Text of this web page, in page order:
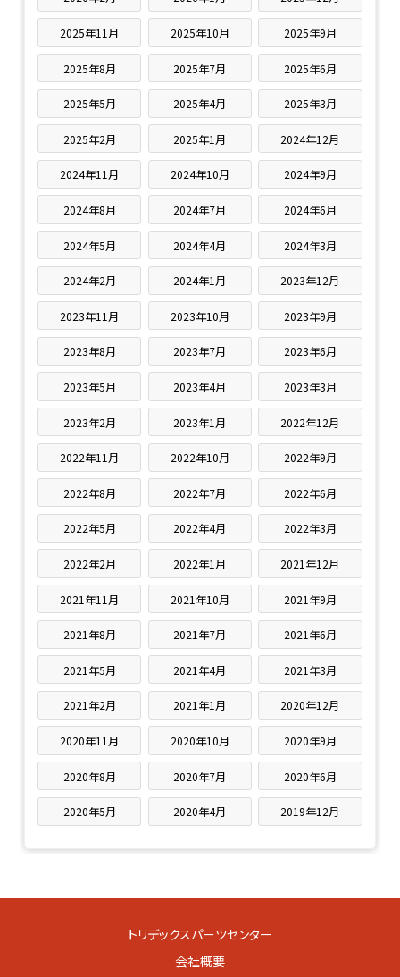
2025年11月 2025年10月 2025年9月
2025年8月 2025年7月 2025年6月
2025年5月 2025年4月 2025年3月
2025年2月 2025年1月 2024年12月
2024年11月 2024年10月 2024年9月
2024年8月 2024年7月 2024年6月
2024年5月 2024年4月 2024年3月
2024年2月 2024年1月 2023年12月
2023年11月 2023年10月 2023年9月
2023年8月 2023年7月 2023年6月
2023年5月 2023年4月 2023年3月
2023年2月 2023年1月 2022年12月
2022年11月 2022年10月 2022年9月
2022年8月 2022年7月 2022年6月
2022年5月 2022年4月 2022年3月
2022年2月 2022年1月 2021年12月
2021年11月 2021年10月 2021年9月
2021年8月 2021年7月 2021年6月
2021年5月 2021年4月 2021年3月
2021年2月 2021年1月 2020年12月
2020年11月 2020年10月 2020年9月
2020年8月 2020年7月 2020年6月
2020年5月 2020年4月 2019年12月
トリデックスパーツセンター
会社概要